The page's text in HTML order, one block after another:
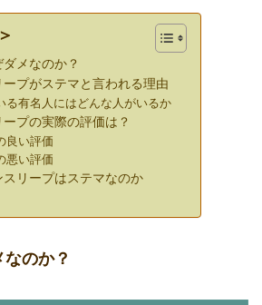
メなのか？
プがステマと言われる理由
る有名人にはどんな人がいるか
プの実際の評価は？
良い評価
悪い評価
リープはステマなのか
のか？